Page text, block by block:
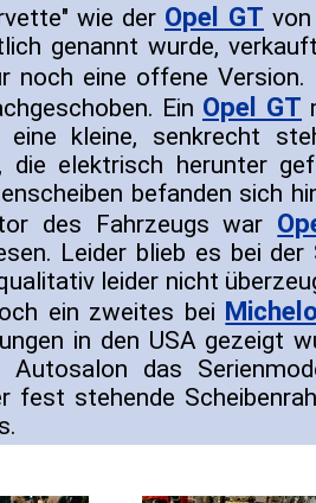
wie der Opel GT
genannt wurde,
noch eine offene
Ein Opel GT
kleine, senkrecht
die elektrisch herunter
befanden sich
des Fahrzeugs war
Leider blieb es bei
leider nicht
ein zweites bei
in den USA gezeigt
Autosalon das
fest stehende